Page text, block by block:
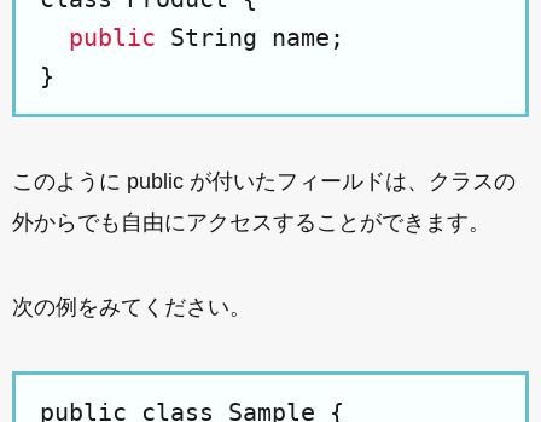
public String name;
このように public が付いたフィールドは、クラスの
外からでも自由にアクセスすることができます。
次の例をみてください。
public class Sample {